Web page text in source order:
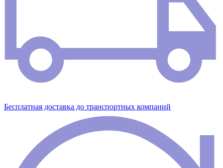
Бесплатная доставка до транспортных компаний